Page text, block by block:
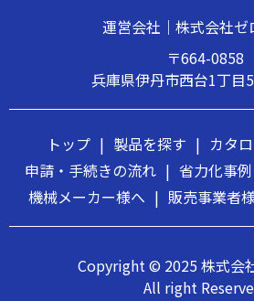
運営会社｜株式会社ゼ
〒664-0858
兵庫県伊丹市西台1丁目
トップ | 製品を探す | カタ
申請・手続きの流れ | 省力化事例
機械メーカー様へ | 販売事業者
Copyright © 2025 株式会
All right